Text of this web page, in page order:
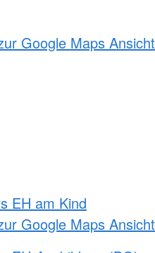
Google Maps Ansicht
EH am Kind
Google Maps Ansicht